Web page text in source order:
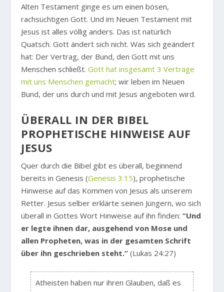
Alten Testament ginge es um einen bösen,
rachsüchtigen Gott. Und im Neuen Testament mit
Jesus ist alles völlig anders. Das ist natürlich
Quatsch. Gott ändert sich nicht. Was sich geändert
hat: Der Vertrag, der Bund, den Gott mit uns
Menschen schließt.Gott hat insgesamt 3 Verträge
mit uns Menschen gemacht; wir leben im Neuen
Bund, der uns durch und mit Jesus angeboten wird.
ÜBERALL IN DER BIBEL
PROPHETISCHE HINWEISE AUF
JESUS
Quer durch die Bibel gibt es überall, beginnend
bereits in Genesis (Genesis 3:15), prophetische
Hinweise auf das Kommen von Jesus als unserem
Retter. Jesus selber erklärte seinen Jüngern, wo sich
überall in Gottes Wort Hinweise auf ihn finden:“Und
er legte ihnen dar, ausgehend von Mose und
allen Propheten, was in der gesamten Schrift
über ihn geschrieben steht.” (Lukas 24:27)
Atheisten haben nur ihren Glauben, daß es